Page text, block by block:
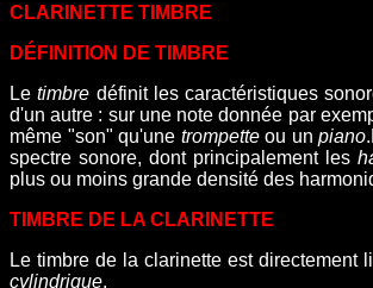
CLARINETTE TIMBRE
DÉFINITION DE TIMBRE
Le timbre définit les caractéristiques
d'un autre : sur une note donnée par
même "son" qu'une trompetteou un piano
spectre sonore, dont principalement les
plus ou moins grande densité des
TIMBRE DE LA CLARINETTE
Letimbre de la clarinette est directement
cylindrique.